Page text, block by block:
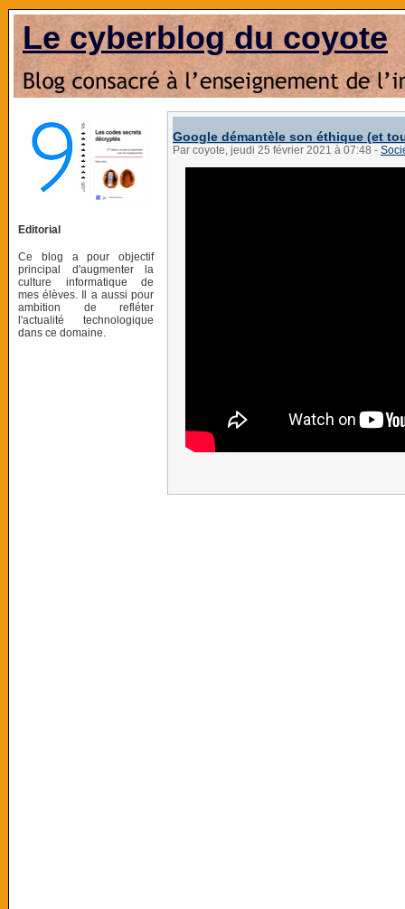
Le cyberblog du coyote
Editorial
Ce blog a pour objectif
principal d'augmenter la
culture informatique de
mes élèves. Il a aussi pour
ambition de refléter
l'actualité technologique
dans ce domaine.
Google démantèle son éthique (et
Par coyote, jeudi 25 février 2021 à 07:48 -